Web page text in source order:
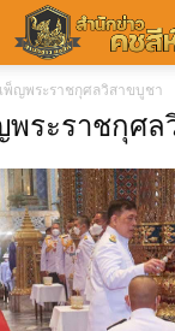
พ็ญพระราชกุศลวิสาขบูชา
พระราชกุศล